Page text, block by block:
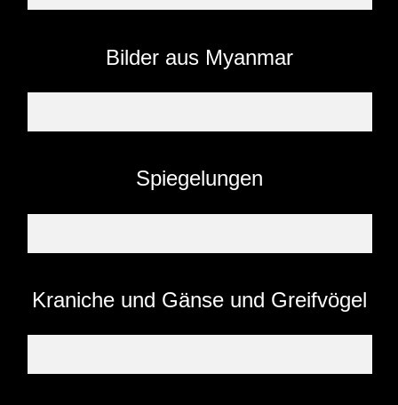
Bilder aus Myanmar
Spiegelungen
Kraniche und Gänse und Greifvögel